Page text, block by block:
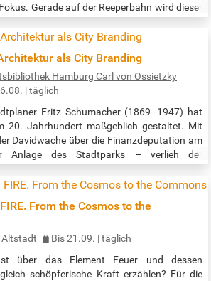
Gerade auf der Reeperbahn wird dieser
man obdachlosen Menschen, die mit
als City Branding
Hamburg Carl von Ossietzky
| täglich
Fritz Schumacher (1869–1947) hat
20. Jahrhundert maßgeblich gestaltet. Mit
Davidwache über die Finanzdeputation am
Anlage des Stadtparks – verlieh der
Nachlass des Architekten, der sich
From the Cosmos to the
Altstadt
Bis 21.09. | täglich
über das Element Feuer und dessen
schöpferische Kraft erzählen? Für die